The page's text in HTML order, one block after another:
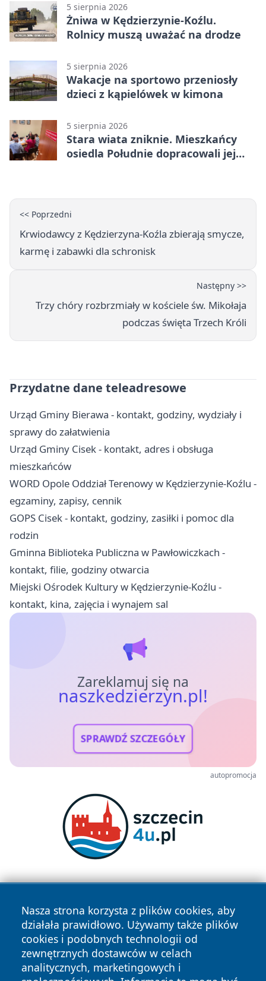
5 sierpnia 2026
Żniwa w Kędzierzynie-Koźlu.
Rolnicy muszą uważać na drodze
5 sierpnia 2026
Wakacje na sportowo przeniosły
dzieci z kąpielówek w kimona
5 sierpnia 2026
Stara wiata zniknie. Mieszkańcy
osiedla Południe dopracowali jej
<< Poprzedni
Krwiodawcy z Kędzierzyna-Koźla zbierają smycze,
karmę i zabawki dla schronisk
Następny >>
Trzy chóry rozbrzmiały w kościele św. Mikołaja
podczas święta Trzech Króli
Przydatne dane teleadresowe
Urząd Gminy Bierawa - kontakt, godziny, wydziały i
sprawy do załatwienia
Urząd Gminy Cisek - kontakt, adres i obsługa
mieszkańców
WORD Opole Oddział Terenowy w Kędzierzynie-Koźlu -
egzaminy, zapisy, cennik
GOPS Cisek - kontakt, godziny, zasiłki i pomoc dla
rodzin
Gminna Biblioteka Publiczna w Pawłowiczkach -
kontakt, filie, godziny otwarcia
Miejski Ośrodek Kultury w Kędzierzynie-Koźlu -
kontakt, kina, zajęcia i wynajem sal
Zareklamuj się na
naszkedzierzyn.pl!
SPRAWDŹ SZCZEGÓŁY
autopromocja
Nasza strona korzysta z plików cookies, aby
działała prawidłowo. Używamy także plików
cookies i podobnych technologii od
zewnętrznych dostawców w celach
analitycznych, marketingowych i
Copyright © 2026 naszkedzierzyn.pl Wszystkie prawa
zastrzeżone.